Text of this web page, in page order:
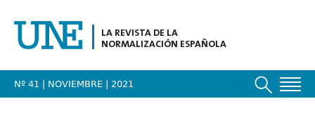
LA REVISTA DE LA
NORMALIZACIÓN ESPAÑOLA
Nº 41 | NOVIEMBRE | 2021